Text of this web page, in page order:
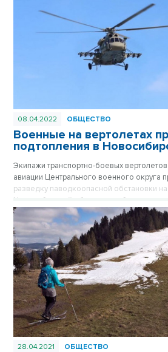
08.04.2022 ОБЩЕСТВО
Военные на вертолетах
подтопления в
Экипажи транспортно-боевых
авиации Центрального военного округа
разведку паводкоопасной обстановки
Новосибирской области, сообщает
28.04.2021 ОБЩЕСТВО